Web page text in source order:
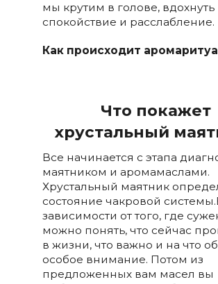
мы крутим в голове, вдохнуть
спокойствие и расслабление.
Как происходит
Что покажет
хрустальный
Все начинается с этапа
маятником и аромамаслами.
Хрустальный маятник
состояние чакровой
зависимости от того, где
можно понять, что сейчас
в жизни, что важно и на что
особое внимание. Потом из
предложенных вам масел вы